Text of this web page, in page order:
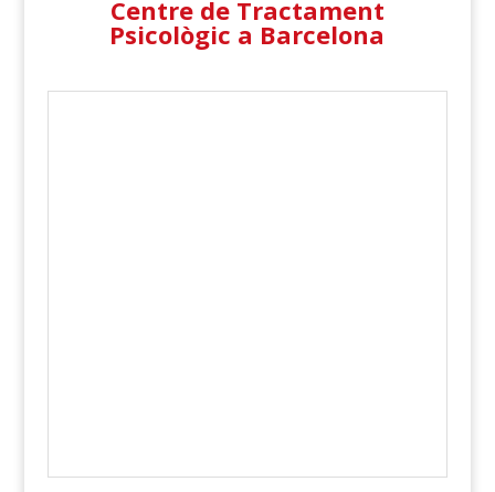
Centre de Tractament
Psicològic a Barcelona